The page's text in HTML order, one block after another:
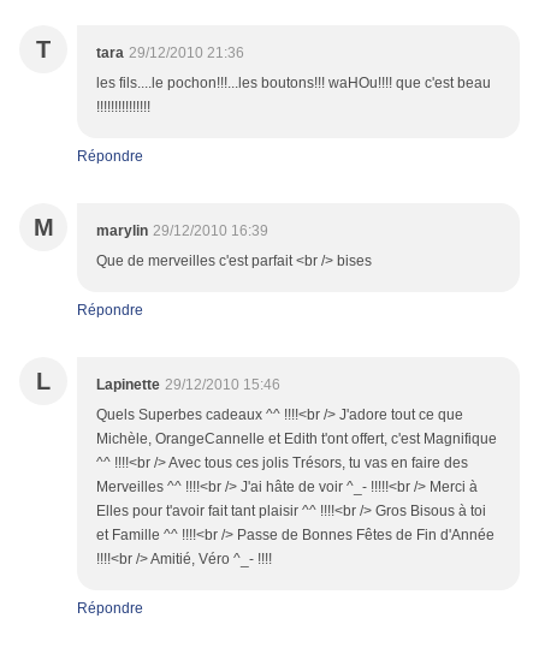
T tara 29/12/2010 21:36
les fils....le pochon!!!...les boutons!!! waHOu!!!! que c'est beau
!!!!!!!!!!!!!!!
Répondre
M marylin 29/12/2010 16:39
Que de merveilles c'est parfait <br /> bises
Répondre
L Lapinette 29/12/2010 15:46
Quels Superbes cadeaux ^^ !!!!<br /> J'adore tout ce que
Michèle, OrangeCannelle et Edith t'ont offert, c'est Magnifique
^^ !!!!<br /> Avec tous ces jolis Trésors, tu vas en faire des
Merveilles ^^ !!!!<br /> J'ai hâte de voir ^_- !!!!!<br /> Merci à
Elles pour t'avoir fait tant plaisir ^^ !!!!<br /> Gros Bisous à toi
et Famille ^^ !!!!<br /> Passe de Bonnes Fêtes de Fin d'Année
!!!!<br /> Amitié, Véro ^_- !!!!
Répondre